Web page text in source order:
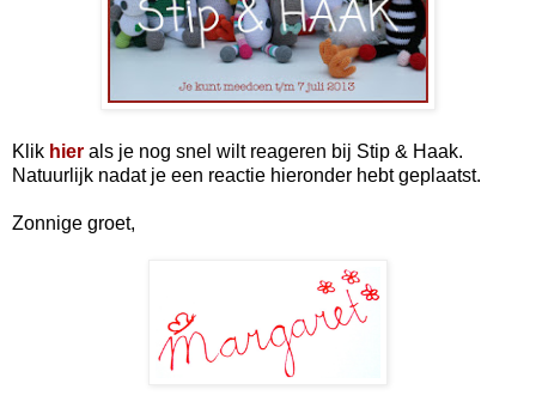
Klik hier als je nog snel wilt reageren bij Stip & Haak.
Natuurlijk nadat je een reactie hieronder hebt geplaatst.
Zonnige groet,